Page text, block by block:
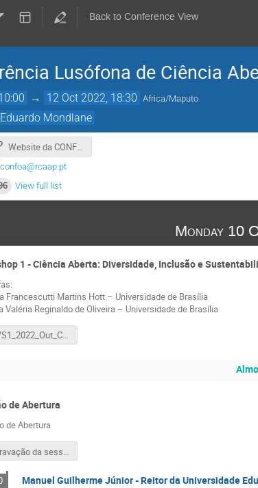
Back to Conference View
Lusófona de Ciência
→ 12 Oct 2022, 18:30 Africa/Maputo
Mondlane
Website da CONFOA 2022
confoa@rcaap.pt
View full list
Monday 10
1 - Ciência Aberta: Diversidade, Inclusão e
Francescutti Martins Hott – Universidade de Brasília
Valéria Reginaldo de Oliveira – Universidade de Brasília
WS1_2022_Out_CONFOA_Maputo_VF.pdf
de Abertura
de Abertura
Manuel Guilherme Júnior - Reitor da Universidade